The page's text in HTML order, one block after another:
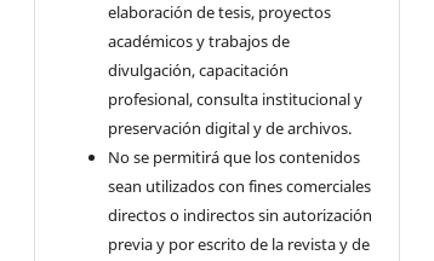
elaboración de tesis, proyectos
académicos y trabajos de
divulgación, capacitación
profesional, consulta institucional y
preservación digital y de archivos.
No se permitirá que los contenidos
sean utilizados con fines comerciales
directos o indirectos sin autorización
previa y por escrito de la revista y de